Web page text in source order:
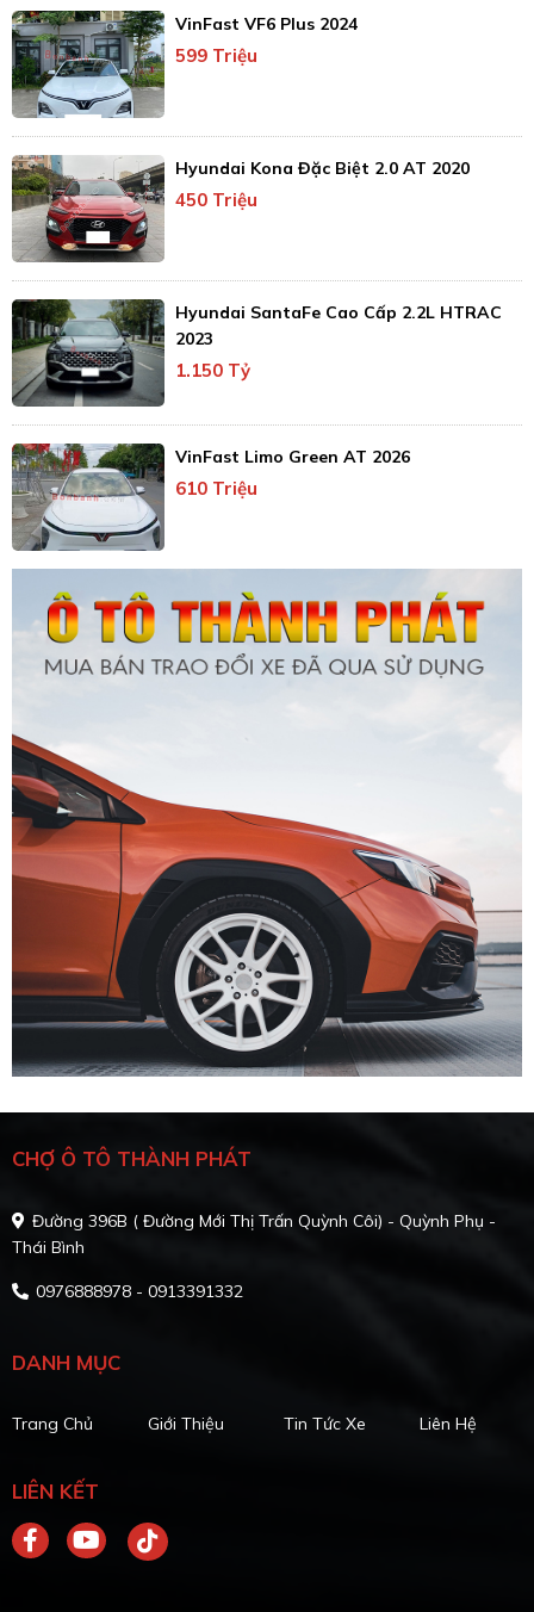
VinFast VF6 Plus 2024
599 Triệu
Hyundai Kona Đặc Biệt 2.0 AT 2020
450 Triệu
Hyundai SantaFe Cao Cấp 2.2L HTRAC
2023
1.150 Tỷ
VinFast Limo Green AT 2026
610 Triệu
CHỢ Ô TÔ THÀNH PHÁT
Đường 396B ( Đường Mới Thị Trấn Quỳnh Côi) - Quỳnh Phụ -
Thái Bình
0976888978 - 0913391332
DANH MỤC
Trang Chủ Giới Thiệu Tin Tức Xe Liên Hệ
LIÊN KẾT